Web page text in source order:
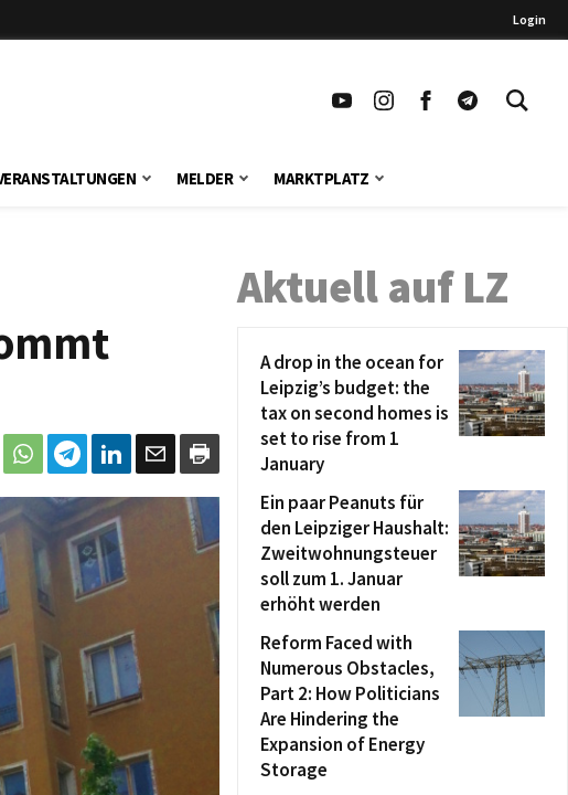
Login
MELDER MARKTPLATZ
Aktuell auf LZ
A drop in the ocean for
Leipzig’s budget: the
tax on second homes is
set to rise from 1
January
Ein paar Peanuts für
den Leipziger Haushalt:
Zweitwohnungsteuer
soll zum 1. Januar
erhöht werden
Reform Faced with
Numerous Obstacles,
Part 2: How Politicians
Are Hindering the
Expansion of Energy
Storage